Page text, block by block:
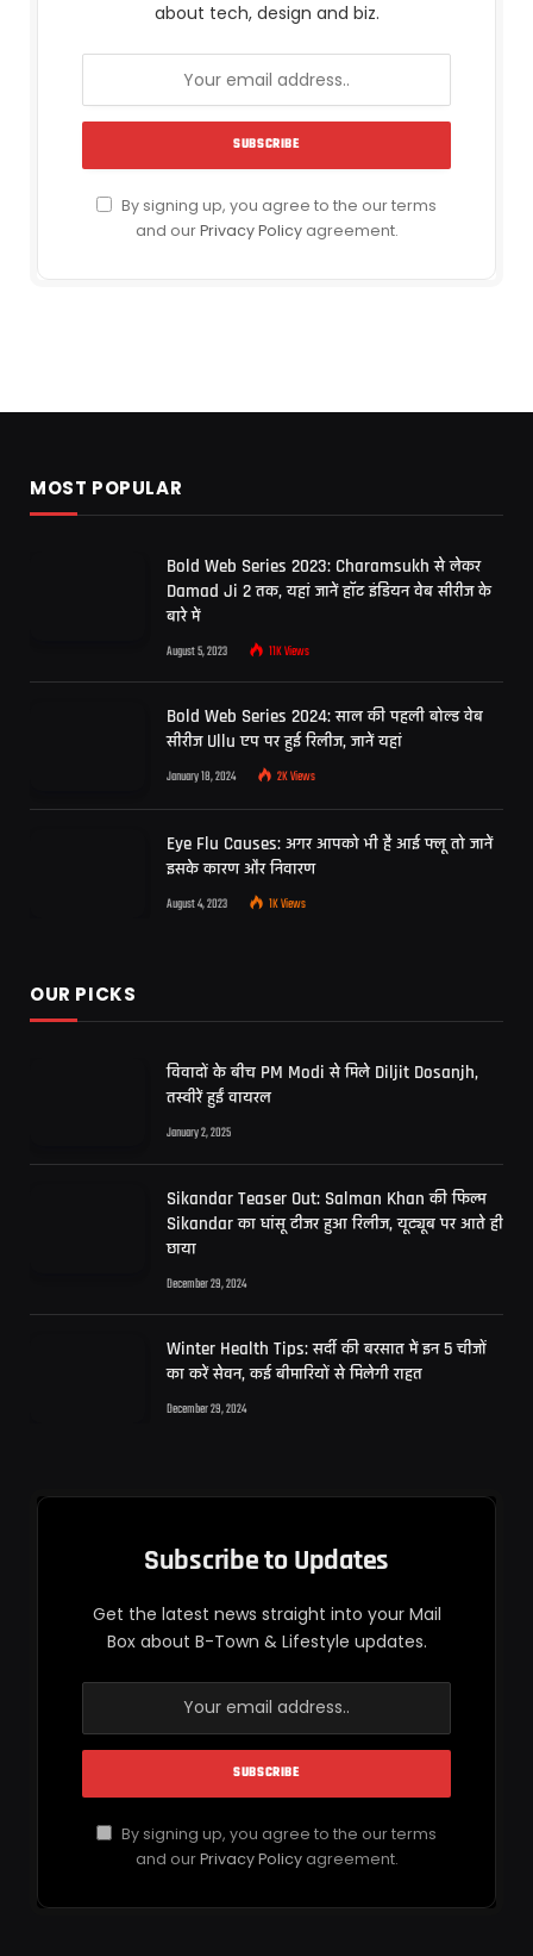
about tech, design and biz.
By signing up, you agree to the our terms
and ourPrivacy Policyagreement.
MOST POPULAR
Bold Web Series 2023: Charamsukh से लेकर
Damad Ji 2 तक, यहां जानें हॉट इंडियन वेब सीरीज के
बारे में
August 5, 2023 11KViews
Bold Web Series 2024: साल की पहली बोल्ड वेब
सीरीज Ullu एप पर हुई रिलीज, जानें यहां
January 18, 2024 2KViews
Eye Flu Causes: अगर आपको भी है आई फ्लू तो जानें
इसके कारण और निवारण
August 4, 2023 1KViews
OUR PICKS
विवादों के बीच PM Modi से मिले Diljit Dosanjh,
तस्वीरें हुईं वायरल
January 2, 2025
Sikandar Teaser Out: Salman Khan की फिल्म
Sikandar का धांसू टीजर हुआ रिलीज, यूट्यूब पर आते ही
छाया
December 29, 2024
Winter Health Tips: सर्दी की बरसात में इन 5 चीजों
का करें सेवन, कई बीमारियों से मिलेगी राहत
December 29, 2024
Subscribe to Updates
Get the latest news straight into your Mail
Box about B-Town & Lifestyle updates.
By signing up, you agree to the our terms
and ourPrivacy Policyagreement.